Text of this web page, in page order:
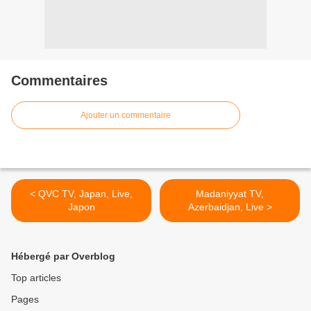
Commentaires
Ajouter un commentaire
< QVC TV, Japan, Live,
Japon
Madaniyyat TV,
Azerbaidjan, Live >
Hébergé par Overblog
Top articles
Pages